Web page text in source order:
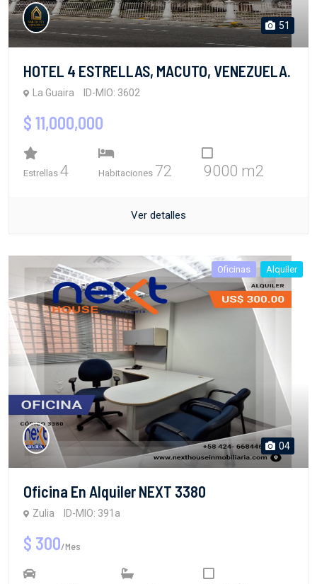
51
HOTEL 4 ESTRELLAS, MACUTO, VENEZUELA.
La Guaira ID-MIO: 3602
$ 11,000,000
Estrellas 4 Habitaciones 72 9000 m2
Ver detalles
Oficinas Alquiler
04
Oficina En Alquiler NEXT 3380
Zulia ID-MIO: 391a
$ 300/Mes